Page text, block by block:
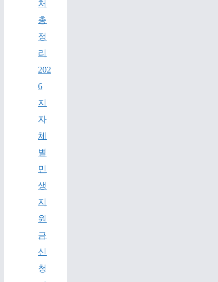
처
총
정
리
202
6
지
자
체
별
민
생
지
원
금
신
청